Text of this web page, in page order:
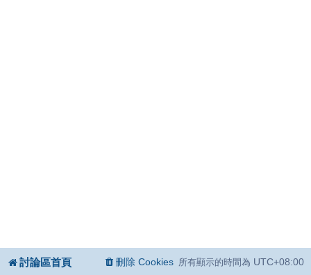
討論區首頁 所有顯示的時間為 UTC+08:00
刪除 Cookies